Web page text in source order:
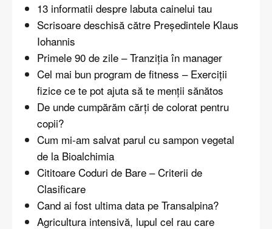
13 informatii despre labuta cainelui tau
Scrisoare deschisă către Președintele Klaus
Iohannis
Primele 90 de zile – Tranziția în manager
Cel mai bun program de fitness – Exerciții
fizice ce te pot ajuta să te menții sănătos
De unde cumpărăm cărți de colorat pentru
copii?
Cum mi-am salvat parul cu sampon vegetal
de la Bioalchimia
Cititoare Coduri de Bare – Criterii de
Clasificare
Cand ai fost ultima data pe Transalpina?
Agricultura intensivă, lupul cel rau care